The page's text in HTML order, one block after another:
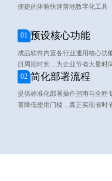
便捷的体验快速落地数字化工具
01 预设核心功能
成品软件内置各行业通用核心功
目周期时长，为企业节省大量时
02 简化部署流程
提供标准化部署操作指南与全程
著降低使用门槛，真正实现省时